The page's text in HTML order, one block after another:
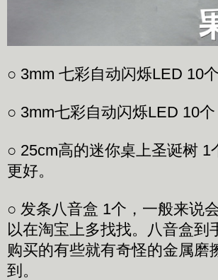
○ 3mm 七彩自动闪烁LED 10个
○ 3mm七彩自动闪烁LED 10个
○ 25cm高的迷你桌上圣诞树
更好。
○ 发条八音盒 1个，一般来说
以在淘宝上多找找。八音盒
购买的有些就有奇怪的金属
到。